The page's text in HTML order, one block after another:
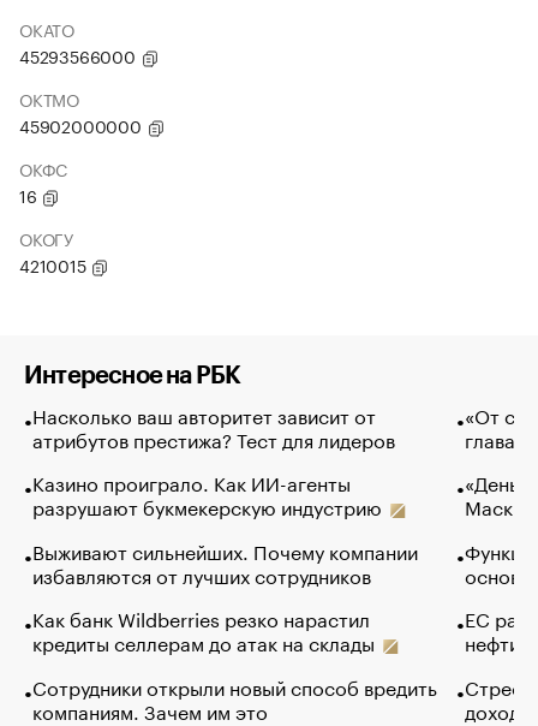
ОКАТО
45293566000
ОКТМО
45902000000
ОКФС
16
ОКОГУ
4210015
Интересное на РБК
Насколько ваш авторитет зависит от
атрибутов престижа? Тест для лидеров
Казино проиграло. Как ИИ-агенты
разрушают букмекерскую индустрию
Выживают сильнейших. Почему компании
избавляются от лучших сотрудников
Как банк Wildberries резко нарастил
кредиты селлерам до атак на склады
Сотрудники открыли новый способ вредить
компаниям. Зачем им это
«От
глава
Маск в
основ
ЕС
нефти